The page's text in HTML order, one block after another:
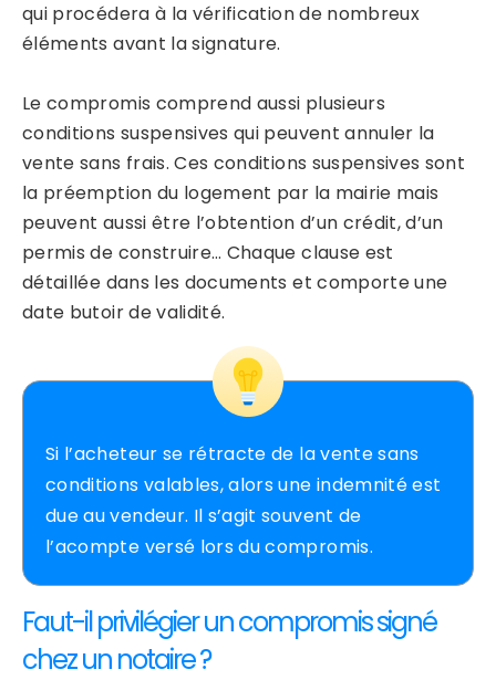
qui procédera à la vérification de nombreux
éléments avant la signature.
Le compromis comprend aussi plusieurs
conditions suspensives qui peuvent annuler la
vente sans frais. Ces conditions suspensives sont
la préemption du logement par la mairie mais
peuvent aussi être l’obtention d’un crédit, d’un
permis de construire… Chaque clause est
détaillée dans les documents et comporte une
date butoir de validité.
Si l’acheteur se rétracte de la vente sans
conditions valables, alors une indemnité est
due au vendeur. Il s’agit souvent de
l’acompte versé lors du compromis.
Faut-il privilégier un compromis signé
chez un notaire ?